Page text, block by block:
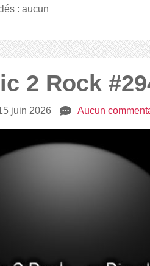
: aucun
2 Rock
juin 2026 e Aucun